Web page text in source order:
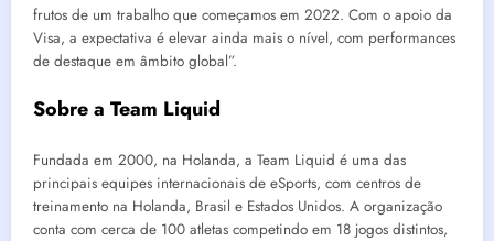
frutos de um trabalho que começamos em 2022. Com o apoio da
Visa, a expectativa é elevar ainda mais o nível, com performances
de destaque em âmbito global”.
Sobre a Team Liquid
Fundada em 2000, na Holanda, a Team Liquid é uma das
principais equipes internacionais de eSports, com centros de
treinamento na Holanda, Brasil e Estados Unidos. A organização
conta com cerca de 100 atletas competindo em 18 jogos distintos,